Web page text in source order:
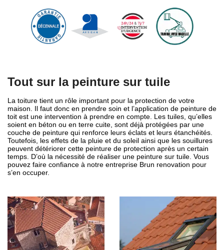
Tout sur la peinture sur tuile
La toiture tient un rôle important pour la protection de votre
maison. Il faut donc en prendre soin et l’application de peinture de
toit est une intervention à prendre en compte. Les tuiles, qu’elles
soient en béton ou en terre cuite, sont déjà protégées par une
couche de peinture qui renforce leurs éclats et leurs étanchéités.
Toutefois, les effets de la pluie et du soleil ainsi que les souillures
peuvent détériorer cette peinture de protection après un certain
temps. D’où la nécessité de réaliser une peinture sur tuile. Vous
pouvez faire confiance à notre entreprise Brun renovation pour
s’en occuper.